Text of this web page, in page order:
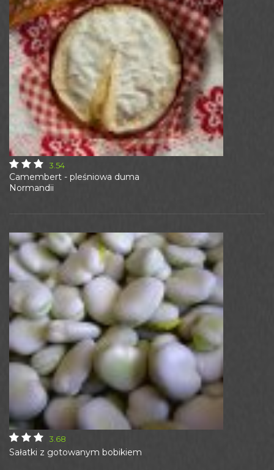
Camembert - pleśniowa duma
Normandii
3.54
Sałatki z gotowanym bobikiem
3.68